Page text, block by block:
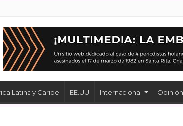
Latina y Caribe EE.UU Internacional Opinión